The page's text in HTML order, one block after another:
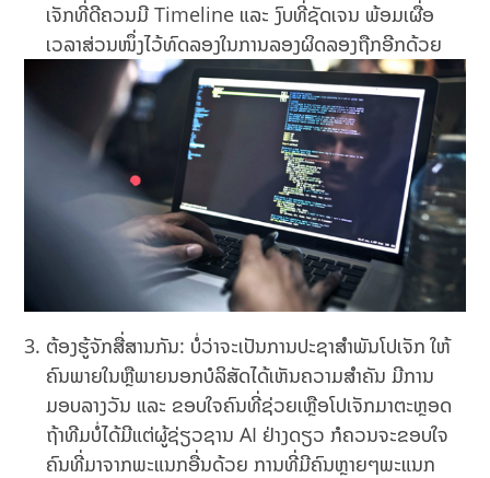
ເຈັກທີ່ດີຄວນມີ Timeline ແລະ ງົບທີ່ຊັດເຈນ ພ້ອມເຜື່ອ
ເວລາສ່ວນໜຶ່ງໄວ້ທົດລອງໃນການລອງຜິດລອງຖືກອີກດ້ວຍ
ຕ້ອງຮູ້ຈັກສື່ສານກັນ: ບໍ່ວ່າຈະເປັນການປະຊາສຳພັນໂປເຈັກ ໃຫ້
ຄົນພາຍໃນຫຼືພາຍນອກບໍລິສັດໄດ້ເຫັນຄວາມສຳຄັນ ມີການ
ມອບລາງວັນ ແລະ ຂອບໃຈຄົນທີ່ຊ່ວຍເຫຼືອໂປເຈັກມາຕະຫຼອດ
ຖ້າທີມບໍ່ໄດ້ມີແຕ່ຜູ້ຊ່ຽວຊານ AI ຢ່າງດຽວ ກໍຄວນຈະຂອບໃຈ
ຄົນທີ່ມາຈາກພະແນກອື່ນດ້ວຍ ການທີ່ມີຄົນຫຼາຍໆພະແນກ